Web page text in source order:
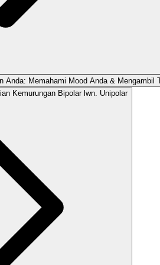
Anda: Memahami Mood Anda & Mengambil
Kemurungan Bipolar lwn. Unipolar